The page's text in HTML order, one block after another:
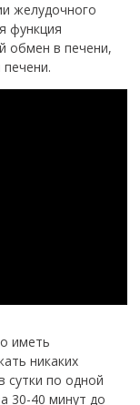
желудочного
функция
обмен в печени,
иметь
никаких
сутки по одной
30-40 минут до